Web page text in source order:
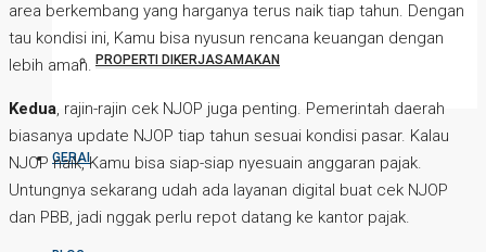
PROPERTI DIKERJASAMAKAN
GERAI
area berkembang yang harganya terus naik tiap tahun. Dengan
tau kondisi ini, Kamu bisa nyusun rencana keuangan dengan
lebih aman.
Kedua, rajin-rajin cek NJOP juga penting. Pemerintah daerah
biasanya update NJOP tiap tahun sesuai kondisi pasar. Kalau
NJOP naik, Kamu bisa siap-siap nyesuain anggaran pajak.
Untungnya sekarang udah ada layanan digital buat cek NJOP
dan PBB, jadi nggak perlu repot datang ke kantor pajak.